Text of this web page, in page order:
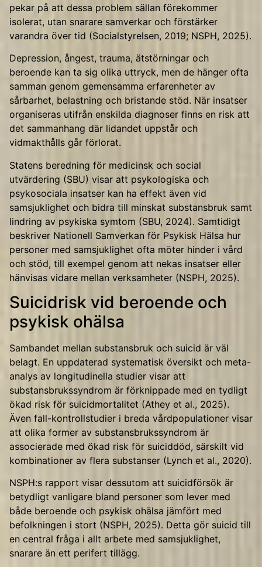
pekar på att dessa problem sällan förekommer
isolerat, utan snarare samverkar och förstärker
varandra över tid (Socialstyrelsen, 2019; NSPH, 2025).
Depression, ångest, trauma, ätstörningar och
beroende kan ta sig olika uttryck, men de hänger ofta
samman genom gemensamma erfarenheter av
sårbarhet, belastning och bristande stöd. När insatser
organiseras utifrån enskilda diagnoser finns en risk att
det sammanhang där lidandet uppstår och
vidmakthålls går förlorat.
Statens beredning för medicinsk och social
utvärdering (SBU) visar att psykologiska och
psykosociala insatser kan ha effekt även vid
samsjuklighet och bidra till minskat substansbruk samt
lindring av psykiska symtom (SBU, 2024). Samtidigt
beskriver Nationell Samverkan för Psykisk Hälsa hur
personer med samsjuklighet ofta möter hinder i vård
och stöd, till exempel genom att nekas insatser eller
hänvisas vidare mellan verksamheter (NSPH, 2025).
Suicidrisk vid beroende och
psykisk ohälsa
Sambandet mellan substansbruk och suicid är väl
belagt. En uppdaterad systematisk översikt och meta-
analys av longitudinella studier visar att
substansbrukssyndrom är förknippade med en tydligt
ökad risk för suicidmortalitet (Athey et al., 2025).
Även fall-kontrollstudier i breda vårdpopulationer visar
att olika former av substansbrukssyndrom är
associerade med ökad risk för suiciddöd, särskilt vid
kombinationer av flera substanser (Lynch et al., 2020).
NSPH:s rapport visar dessutom att suicidförsök är
betydligt vanligare bland personer som lever med
både beroende och psykisk ohälsa jämfört med
befolkningen i stort (NSPH, 2025). Detta gör suicid till
en central fråga i allt arbete med samsjuklighet,
snarare än ett perifert tillägg.